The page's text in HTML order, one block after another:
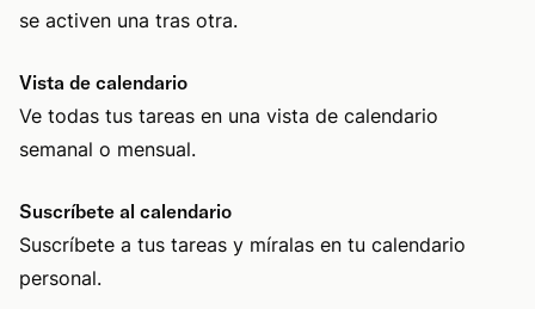
se activen una tras otra.
Vista de calendario
Ve todas tus tareas en una vista de calendario
semanal o mensual.
Suscríbete al calendario
Suscríbete a tus tareas y míralas en tu calendario
personal.